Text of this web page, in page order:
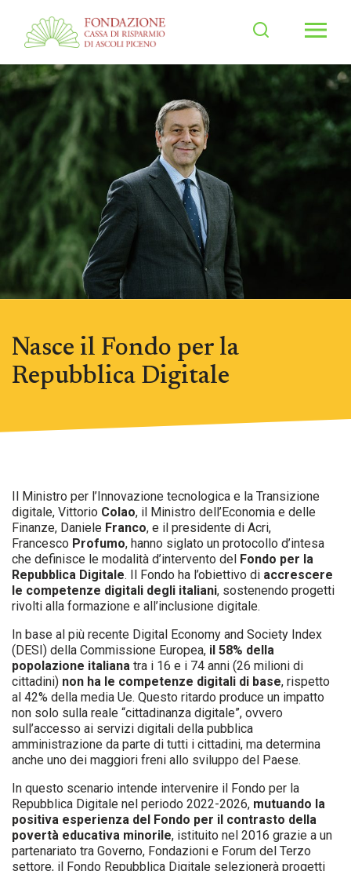
Nasce il Fondo per la
Repubblica Digitale
Il Ministro per l’Innovazione tecnologica e la Transizione
digitale, Vittorio Colao, il Ministro dell’Economia e delle
Finanze, Daniele Franco, e il presidente di Acri,
Francesco Profumo, hanno siglato un protocollo d’intesa
che definisce le modalità d’intervento del Fondo per la
Repubblica Digitale. Il Fondo ha l’obiettivo di accrescere
le competenze digitali degli italiani, sostenendo progetti
rivolti alla formazione e all’inclusione digitale.
In base al più recente Digital Economy and Society Index
(DESI) della Commissione Europea, il 58% della
popolazione italiana tra i 16 e i 74 anni (26 milioni di
cittadini) non ha le competenze digitali di base, rispetto
al 42% della media Ue. Questo ritardo produce un impatto
non solo sulla reale “cittadinanza digitale”, ovvero
sull’accesso ai servizi digitali della pubblica
amministrazione da parte di tutti i cittadini, ma determina
anche uno dei maggiori freni allo sviluppo del Paese.
In questo scenario intende intervenire il Fondo per la
Repubblica Digitale nel periodo 2022-2026, mutuando la
positiva esperienza del Fondo per il contrasto della
povertà educativa minorile, istituito nel 2016 grazie a un
partenariato tra Governo, Fondazioni e Forum del Terzo
settore, il Fondo Repubblica Digitale selezionerà progetti